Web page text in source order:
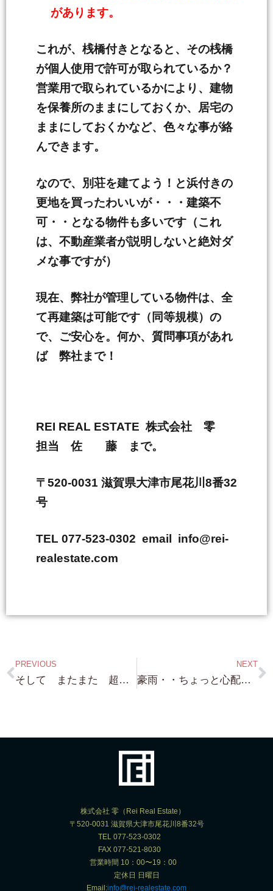
があります。
これが、桟橋付きとなると、その桟橋
が個人使用で許可が取られているか？
営業用で取られているかにより、建物
を保養所のままにしておくか、居宅の
ままにしておくかなど、色々な事が絡
んできます。
なので、別荘を建てよう！と浜付きの
更地を買ったわいいが・・・建築不
可・・となる物件も多いです（これ
は、不動産業者が説明しないと絶対ダ
メな事ですが）
現在、弊社が管理している物件は、全
て再建築は可能です（同等規模）の
で、ご安心を。何か、質問事項があれ
ば 弊社まで！
REI REAL ESTATE 株式会社 零
担当 佐 藤 まで。
〒520-0031 滋賀県大津市尾花川8番32
号
TEL 077-523-0302 email info@rei-
realestate.com
PREVIOUS
そして またまた 超レア物件 購入依頼ありがとうございます！ こちらの京都の物件も 非常に良い案件です！
NEXT
豪雨・・ちょっと心配なので 管理物件 ひたすら 回ってます（笑）
株式会社 零（Rei Real Estate）
〒520-0031 滋賀県大津市尾花川8番32号
TEL 077-523-0302
FAX 077-521-8030
営業時間 10：00〜19：00
定休日 日曜日
Email:info@rei-realestate.com